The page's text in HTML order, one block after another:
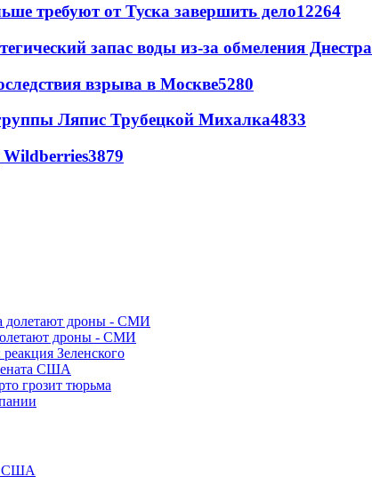
требуют от Туска завершить дело12264
запас воды из-за обмеления Днестра
взрыва в Москве5280
Ляпис Трубецкой Михалка4833
3879
дроны - СМИ
Зеленского
США
грозит тюрьма